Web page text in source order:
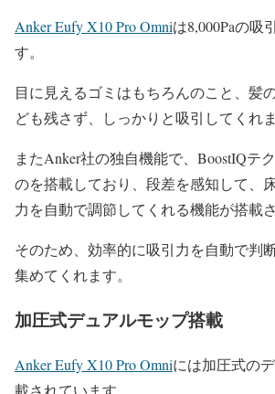
Anker Eufy X10 Pro Omniは8,000Paの吸
す。
目に見えるゴミはもちろんのこと、髪
ども残さず、しっかりと吸引してくれま
またAnker社の独自機能で、BoostIQテ
のを搭載しており、段差を感知して、
力を自動で調節してくれる機能が搭載
そのため、効率的に吸引力を自動で判
集めてくれます。
加圧式デュアルモップ搭載
Anker Eufy X10 Pro Omniには加圧式の
載されています。